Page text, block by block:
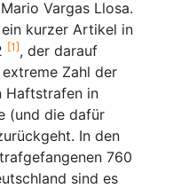
Vargas Llosa.
kurzer Artikel in
[1], der darauf
Zahl der
Haftstrafen in
(und die dafür
In den
760
sind es